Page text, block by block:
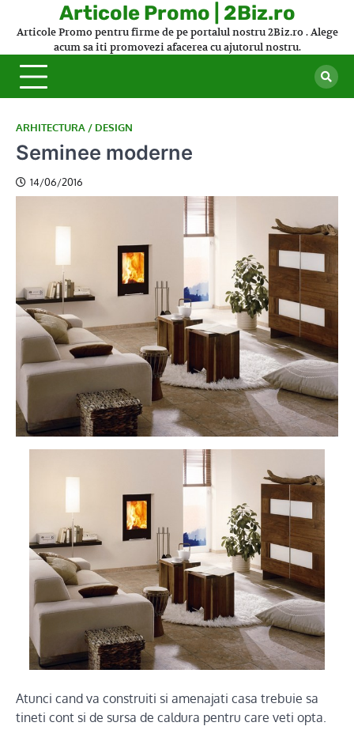
Articole Promo | 2Biz.ro
Articole Promo pentru firme de pe portalul nostru 2Biz.ro . Alege
acum sa iti promovezi afacerea cu ajutorul nostru.
ARHITECTURA / DESIGN
Seminee moderne
14/06/2016
Atunci cand va construiti si amenajati casa trebuie sa
tineti cont si de sursa de caldura pentru care veti opta.